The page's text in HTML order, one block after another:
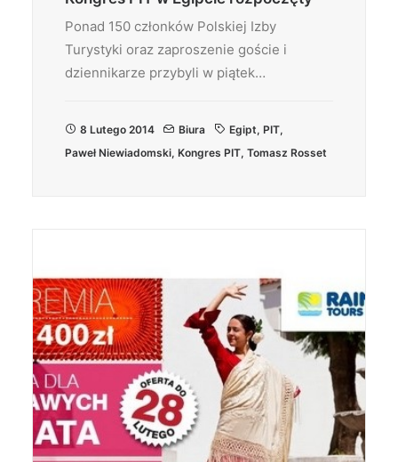
Ponad 150 członków Polskiej Izby
Turystyki oraz zaproszenie goście i
dziennikarze przybyli w piątek…
8 Lutego 2014 Biura Egipt, PIT,
Paweł Niewiadomski, Kongres PIT, Tomasz Rosset